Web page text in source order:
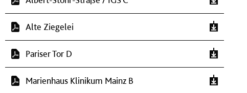
Alte Ziegelei
Pariser Tor D
Marienhaus Klinikum Mainz B